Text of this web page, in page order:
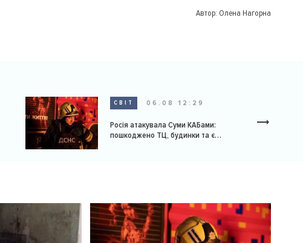
Автор: Олена Нагорна
СВІТ 06.08 12:29
Росія атакувала Суми КАБами:
пошкоджено ТЦ, будинки та є